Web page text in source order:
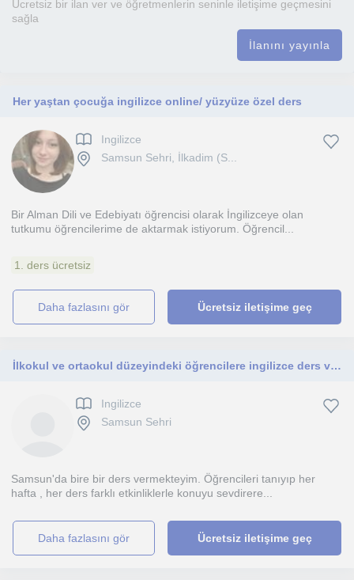
Ücretsiz bir ilan ver ve öğretmenlerin seninle iletişime geçmesini
sağla
İlanını yayınla
Her yaştan çocuğa ingilizce online/ yüzyüze özel ders
Ingilizce
Samsun Sehri, İlkadim (S...
Bir Alman Dili ve Edebiyatı öğrencisi olarak İngilizceye olan
tutkumu öğrencilerime de aktarmak istiyorum. Öğrencil...
1. ders ücretsiz
daha fazlasını gör Ücretsiz iletişime geç
İlkokul ve ortaokul düzeyindeki öğrencilere ingilizce ders vermekteyim. Öğretme metodum eğlenerek öğrenmeye teşvik etmektir .
Ingilizce
Samsun Sehri
Samsun'da bire bir ders vermekteyim. Öğrencileri tanıyıp her
hafta , her ders farklı etkinliklerle konuyu sevdirere...
daha fazlasını gör Ücretsiz iletişime geç